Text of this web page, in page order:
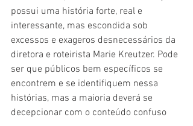
possui uma história forte, real e
interessante, mas escondida sob
excessos e exageros desnecessários da
diretora e roteirista Marie Kreutzer. Pode
ser que públicos bem específicos se
encontrem e se identifiquem nessa
histórias, mas a maioria deverá se
decepcionar com o conteúdo confuso